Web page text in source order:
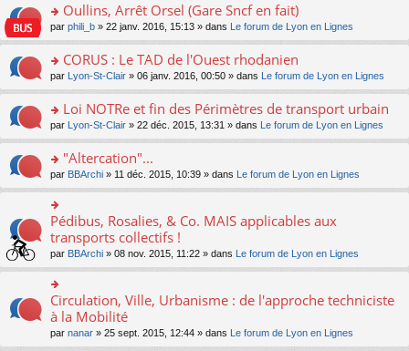
c
e
nt
lu
le
pl
u
s
e
nt
e
n
lu
le
pl
u
ré
c
e
nt
m
e
a
g
e
n
n
le
pl
u
s
ré
c
e
nt
ult
er
le
m
e
a
g
e
n
n
le
pl
u
s
c
nt
o
n
ult
er
le
m
e
a
g
e
n
o
n
lu
le
pl
u
s
ré
e
Oullins, Arrêt Orsel (Gare Sncf en fait)
par phili_b » 22 janv. 2016, 15:13 » dans Le forum de Lyon en Lignes
o
n
ult
er
le
m
e
s
g
e
n
o
n
lu
le
pl
u
CORUS : Le TAD de l'Ouest rhodanien
par Lyon-St-Clair » 06 janv. 2016, 00:50 » dans Le forum de Lyon en Lignes
o
n
ult
er
le
m
e
s
a
e
n
o
n
Loi NOTRe et fin des Périmètres de transport urbain
par Lyon-St-Clair » 22 déc. 2015, 13:31 » dans Le forum de Lyon en Lignes
o
n
s
ult
er
le
m
e
s
s
a
g
e
"Altercation"...
par BBArchi » 11 déc. 2015, 10:39 » dans Le forum de Lyon en Lignes
o
n
ult
er
le
m
e
s
Pédibus, Rosalies, & Co. MAIS applicables aux
transports collectifs !
par BBArchi » 08 nov. 2015, 11:22 » dans Le forum de Lyon en Lignes
o
n
ult
Circulation, Ville, Urbanisme : de l'approche techniciste
à la Mobilité
par nanar » 25 sept. 2015, 12:44 » dans Le forum de Lyon en Lignes